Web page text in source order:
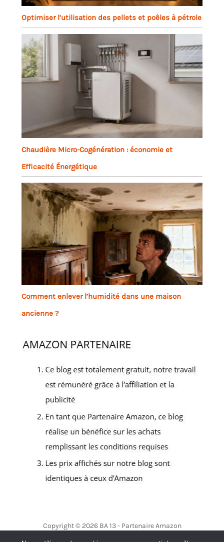
Optimiser l’utilisation des pellets et poêles à pétrole
Chaudière Micro-Cogénération : économie et
Efficacité Énergétique
Comment enlever l’humidité dans une maison
ancienne ?
Copyright © 2026 BA 13 - Partenaire Amazon